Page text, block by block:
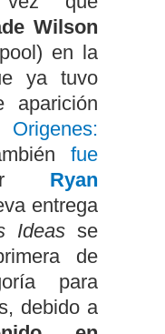
Wilson
en la
ya tuvo
aparición
fue
Ryan
entrega
Ideas se
de
para
debido a